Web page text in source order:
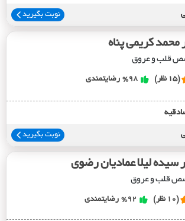
نوبت بگیرید
محمد کریمی پناه
قلب و عروق
(15 نظر) %98 رضایتمندی
نوبت بگیرید
سیده لیلا عمادیان رضوی
قلب و عروق
(10 نظر) %92 رضایتمندی